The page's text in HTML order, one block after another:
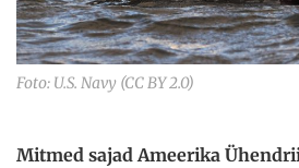
Foto: U.S. Navy (CC BY 2.0)
Mitmed sajad Ameerika